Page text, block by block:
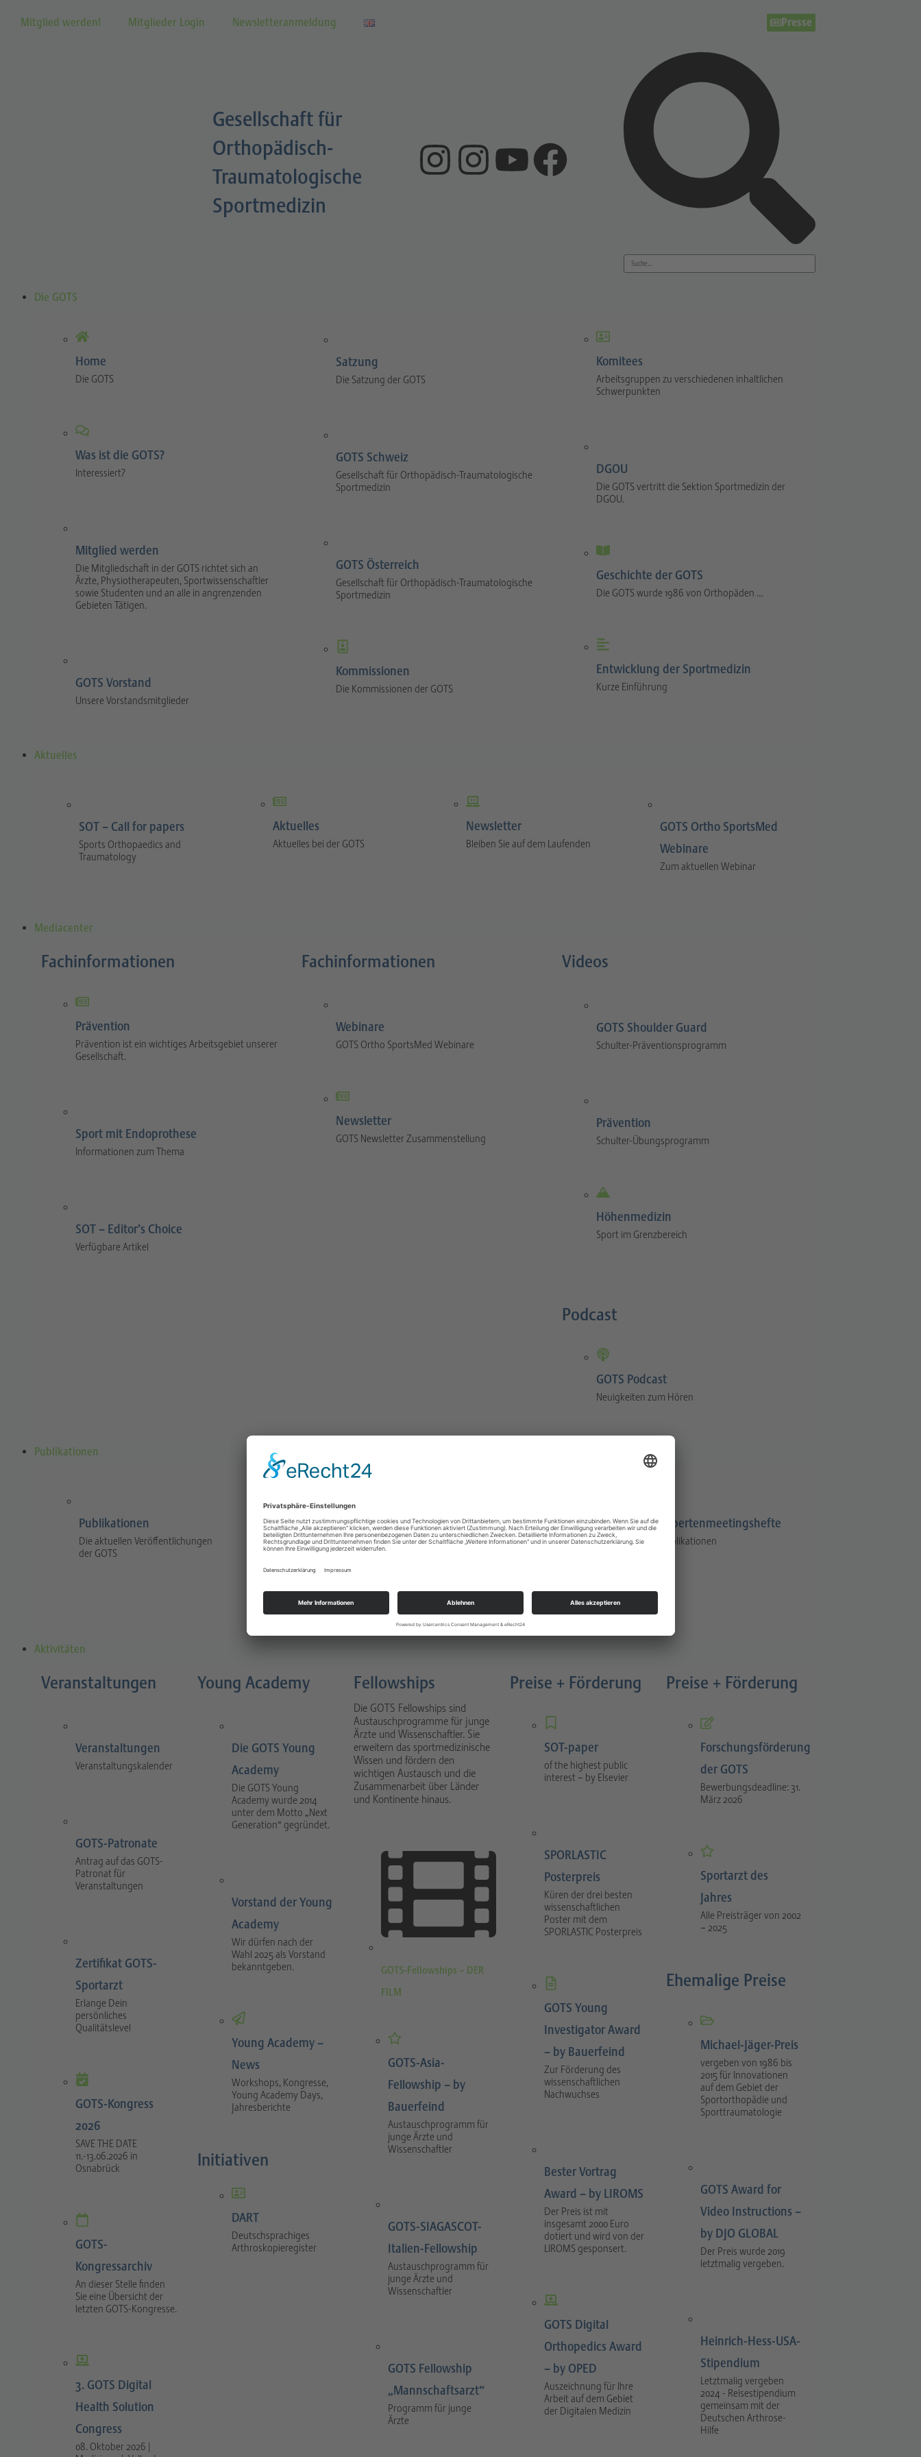
Mitglied werden! Mitglieder Login Newsletteranmeldung Presse
Gesellschaft für
Orthopädisch-
Traumatologische
Sportmedizin
Die GOTS
Home
Die GOTS
Was ist die GOTS?
Interessiert?
Mitglied werden
Die Mitgliedschaft in der GOTS richtet sich an
Ärzte, Physiotherapeuten, Sportwissenschaftler
sowie Studenten und an alle in angrenzenden
Gebieten Tätigen.
GOTS Vorstand
Unsere Vorstandsmitglieder
Satzung
Die Satzung der GOTS
GOTS Schweiz
Gesellschaft für Orthopädisch-Traumatologische
Sportmedizin
GOTS Österreich
Gesellschaft für Orthopädisch-Traumatologische
Sportmedizin
Kommissionen
Die Kommissionen der GOTS
Komitees
Arbeitsgruppen zu verschiedenen inhaltlichen
Schwerpunkten
DGOU
Die GOTS vertritt die Sektion Sportmedizin der
DGOU.
Geschichte der GOTS
Die GOTS wurde 1986 von Orthopäden …
Entwicklung der Sportmedizin
Kurze Einführung
Aktuelles
SOT – Call for papers
Sports Orthopaedics and
Traumatology
Aktuelles
Aktuelles bei der GOTS
Newsletter
Bleiben Sie auf dem Laufenden
GOTS Ortho SportsMed
Webinare
Zum aktuellen Webinar
Mediacenter
Fachinformationen
Prävention
Prävention ist ein wichtiges Arbeitsgebiet unserer
Gesellschaft.
Sport mit Endoprothese
Informationen zum Thema
SOT – Editor’s Choice
Verfügbare Artikel
Fachinformationen
Webinare
GOTS Ortho SportsMed Webinare
Newsletter
GOTS Newsletter Zusammenstellung
Videos
GOTS Shoulder Guard
Schulter-Präventionsprogramm
Prävention
Schulter-Übungsprogramm
Höhenmedizin
Sport im Grenzbereich
Podcast
GOTS Podcast
Neuigkeiten zum Hören
Publikationen
Publikationen
Die aktuellen Veröffentlichungen
der GOTS
Sports Orthopaedics and
Traumatology
and practical sport orthopaedics
GOTS-Manual
Sportverletzungen
Expertenmeetingshefte
Publikationen
Aktivitäten
Veranstaltungen
Veranstaltungen
Veranstaltungskalender
GOTS-Patronate
Antrag auf das GOTS-
Patronat für
Veranstaltungen
Zertifikat GOTS-
Sportarzt
Erlange Dein
persönliches
Qualitätslevel
GOTS-Kongress
2026
SAVE THE DATE
11.-13.06.2026 in
Osnabrück
GOTS-
Kongressarchiv
An dieser Stelle finden
Sie eine Übersicht der
letzten GOTS-Kongresse.
3. GOTS Digital
Health Solution
Congress
08. Oktober 2026 |
Young Academy
Die GOTS Young
Academy
Die GOTS Young
Academy wurde 2014
unter dem Motto „Next
Generation“ gegründet.
Vorstand der Young
Academy
Wir dürfen nach der
Wahl 2025 als Vorstand
bekanntgeben.
Young Academy –
News
Workshops, Kongresse,
Young Academy Days,
Jahresberichte
Initiativen
DART
Deutschsprachiges
Arthroskopieregister
Fellowships
Die GOTS Fellowships sind
Austauschprogramme für junge
Ärzte und Wissenschaftler. Sie
erweitern das sportmedizinische
Wissen und fördern den
wichtigen Austausch und die
Zusammenarbeit über Länder
und Kontinente hinaus.
GOTS-Fellowships – DER
FILM
GOTS-Asia-
Fellowship – by
Bauerfeind
Austauschprogramm für
junge Ärzte und
Wissenschaftler
GOTS-SIAGASCOT-
Italien-Fellowship
Austauschprogramm für
junge Ärzte und
Wissenschaftler
GOTS Fellowship
„Mannschaftsarzt“
Programm für junge
Ärzte
Preise + Förderung
SOT-paper
of the highest public
interest – by Elsevier
SPORLASTIC
Posterpreis
Küren der drei besten
wissenschaftlichen
Poster mit dem
SPORLASTIC Posterpreis
GOTS Young
Investigator Award
– by Bauerfeind
Zur Förderung des
wissenschaftlichen
Nachwuchses
Bester Vortrag
Award – by LIROMS
Der Preis ist mit
insgesamt 2000 Euro
dotiert und wird von der
LIROMS gesponsert.
GOTS Digital
Orthopedics Award
– by OPED
Auszeichnung für Ihre
Arbeit auf dem Gebiet
der Digitalen Medizin
Preise + Förderung
Forschungsförderung
der GOTS
Bewerbungsdeadline: 31.
März 2026
Sportarzt des
Jahres
Alle Preisträger von 2002
– 2025
Ehemalige Preise
Michael-Jäger-Preis
vergeben von 1986 bis
2015 für Innovationen
auf dem Gebiet der
Sportorthopädie und
Sporttraumatologie
GOTS Award for
Video Instructions –
by DJO GLOBAL
Der Preis wurde 2019
letztmalig vergeben.
Heinrich-Hess-USA-
Stipendium
Letztmalig vergeben
2024 - Reisestipendium
gemeinsam mit der
Deutschen Arthrose-
Hilfe